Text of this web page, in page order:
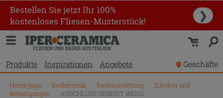
Bestellen Sie jetzt Ihr 100%
kostenloses Fliesen-Musterstück!
❯
Produkte Inspirationen Angebote Geschäfte
Home page Badkeramik Badeausstattung
Zubehör und
Befestigungen
ANSCHLUSS GEBERIT WEISS